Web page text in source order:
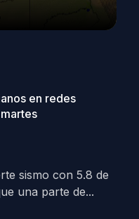
en redes
sismo con 5.8 de
una parte de...